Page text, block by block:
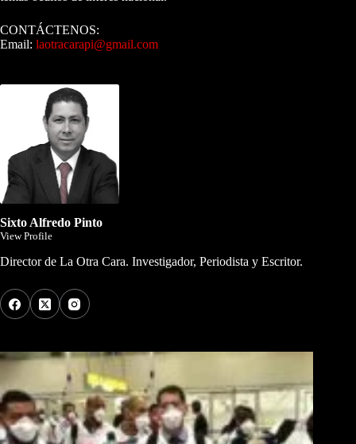
CONTÁCTENOS:
Email: laotracarapi@gmail.com
Sixto Alfredo Pinto
View Profile
Director de La Otra Cara. Investigador, Periodista y Escritor.